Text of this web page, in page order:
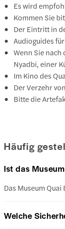
Es wird
Kommen Sie
Der Eintritt in
Audioguides
Wenn Sie nach
Nyadbi, einer
Im Kino des
Der Verzehr
Bitte die
Häufig
Ist das
Das Museum
Welche